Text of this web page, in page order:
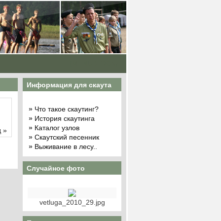
»
Информация для скаута
» Что такое скаутинг?
» История скаутинга
» Каталог узлов
» Скаутский песенник
» Выживание в лесу..
Случайное фото
vetluga_2010_29.jpg